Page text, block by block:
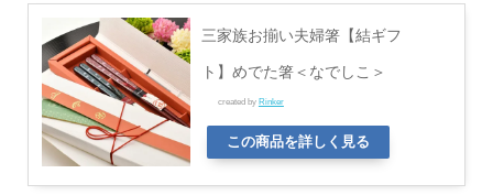
三家族お揃い夫婦箸【結ギフ
ト】めでた箸＜なでしこ＞
created by Rinker
この商品を詳しく見る